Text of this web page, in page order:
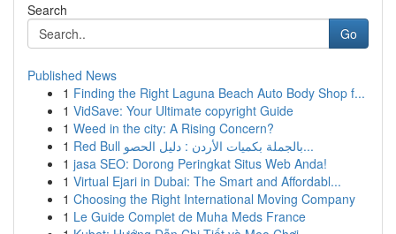
Search
Go
Published News
1 Finding the Right Laguna Beach Auto Body Shop f...
1 VidSave: Your Ultimate copyright Guide
1 Weed in the city: A Rising Concern?
1
Red Bull بالجملة بكميات الأردن : دليل الحصو...
1 jasa SEO: Dorong Peringkat Situs Web Anda!
1 Virtual Ejari in Dubai: The Smart and Affordabl...
1 Choosing the Right International Moving Company
1 Le Guide Complet de Muha Meds France